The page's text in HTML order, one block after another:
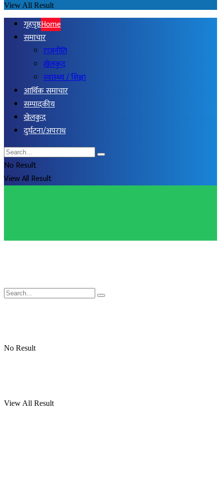
View All Result
गृहपृष्ठHome
समाचार
राजनीति
खेलकुद
स्वास्थ्य / शिक्षा
आर्थिक समाचार
सम्पादकीय
खेलकुद
दुर्घटना/अपराध
No Result
View All Result
No Result
View All Result